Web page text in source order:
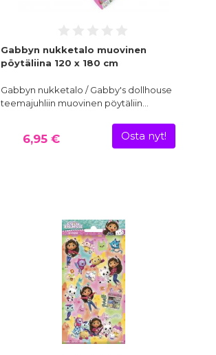
Gabbyn nukketalo muovinen
pöytäliina 120 x 180 cm
Gabbyn nukketalo / Gabby's dollhouse
teemajuhliin muovinen pöytäliin…
6,95 € Osta nyt!